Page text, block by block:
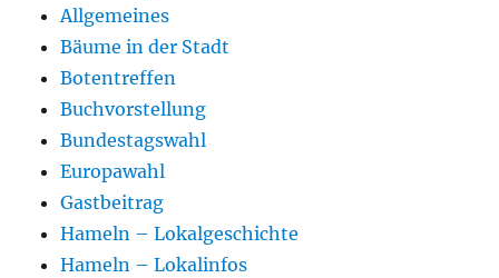
Allgemeines
Bäume in der Stadt
Botentreffen
Buchvorstellung
Bundestagswahl
Europawahl
Gastbeitrag
Hameln – Lokalgeschichte
Hameln – Lokalinfos